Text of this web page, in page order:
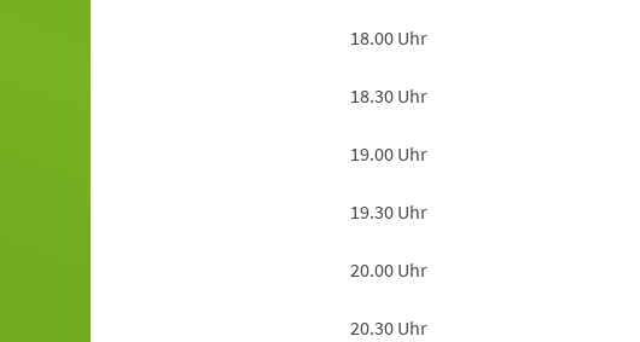
18.00 Uhr
18.30 Uhr
19.00 Uhr
19.30 Uhr
20.00 Uhr
20.30 Uhr